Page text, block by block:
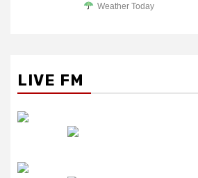
Weather Today
LIVE FM